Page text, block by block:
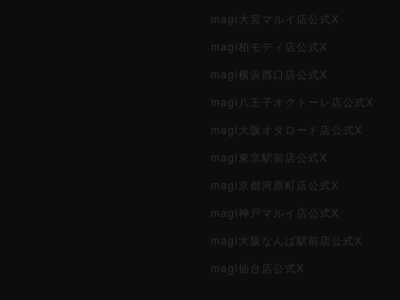
magi大宮マルイ店公式X
magi柏モディ店公式X
magi横浜西口店公式X
magi八王子オクトーレ店公式X
magi大阪オタロード店公式X
magi東京駅前店公式X
magi京都河原町店公式X
magi神戸マルイ店公式X
magi大阪なんば駅前店公式X
magi仙台店公式X